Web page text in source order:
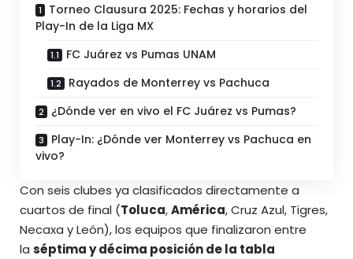
Torneo Clausura 2025: Fechas y horarios del
Play-In de la Liga MX
FC Juárez vs Pumas UNAM
Rayados de Monterrey vs Pachuca
¿Dónde ver en vivo el FC Juárez vs Pumas?
Play-In: ¿Dónde ver Monterrey vs Pachuca en
vivo?
Con seis clubes ya clasificados directamente a
cuartos de final (Toluca,América, Cruz Azul, Tigres,
Necaxa y León), los equipos que finalizaron entre
la séptima y décima posición de la tabla